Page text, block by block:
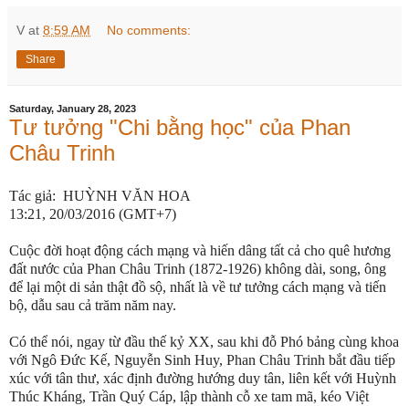
V at 8:59 AM No comments:
Share
Saturday, January 28, 2023
Tư tưởng "Chi bằng học" của Phan
Châu Trinh
Tác giả: HUỲNH VĂN HOA
13:21, 20/03/2016 (GMT+7)
Cuộc đời hoạt động cách mạng và hiến dâng tất cả cho quê hương
đất nước của Phan Châu Trinh (1872-1926) không dài, song, ông
để lại một di sản thật đồ sộ, nhất là về tư tưởng cách mạng và tiến
bộ, dẫu sau cả trăm năm nay.
Có thể nói, ngay từ đầu thế kỷ XX, sau khi đỗ Phó bảng cùng khoa
với Ngô Đức Kế, Nguyễn Sinh Huy, Phan Châu Trinh bắt đầu tiếp
xúc với tân thư, xác định đường hướng duy tân, liên kết với Huỳnh
Thúc Kháng, Trần Quý Cáp, lập thành cỗ xe tam mã, kéo Việt